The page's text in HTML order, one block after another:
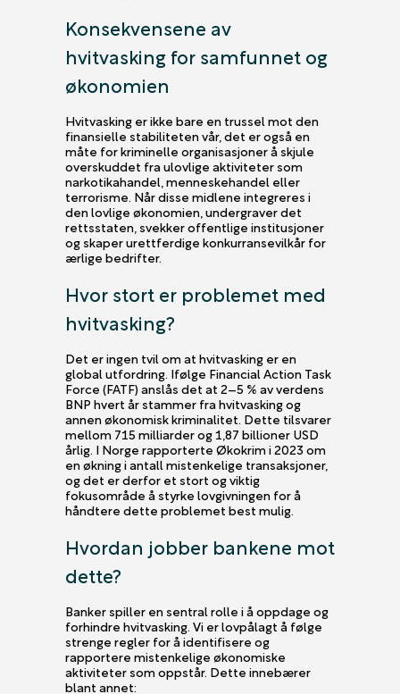
Konsekvensene av
hvitvasking for samfunnet og
økonomien
Hvitvasking er ikke bare en trussel mot den
finansielle stabiliteten vår, det er også en
måte for kriminelle organisasjoner å skjule
overskuddet fra ulovlige aktiviteter som
narkotikahandel, menneskehandel eller
terrorisme. Når disse midlene integreres i
den lovlige økonomien, undergraver det
rettsstaten, svekker offentlige institusjoner
og skaper urettferdige konkurransevilkår for
ærlige bedrifter.
Hvor stort er problemet med
hvitvasking?
Det er ingen tvil om at hvitvasking er en
global utfordring. Ifølge Financial Action Task
Force (FATF) anslås det at 2–5 % av verdens
BNP hvert år stammer fra hvitvasking og
annen økonomisk kriminalitet. Dette tilsvarer
mellom 715 milliarder og 1,87 billioner USD
årlig. I Norge rapporterte Økokrim i 2023 om
en økning i antall mistenkelige transaksjoner,
og det er derfor et stort og viktig
fokusområde å styrke lovgivningen for å
håndtere dette problemet best mulig.
Hvordan jobber bankene mot
dette?
Banker spiller en sentral rolle i å oppdage og
forhindre hvitvasking. Vi er lovpålagt å følge
strenge regler for å identifisere og
rapportere mistenkelige økonomiske
aktiviteter som oppstår. Dette innebærer
blant annet: